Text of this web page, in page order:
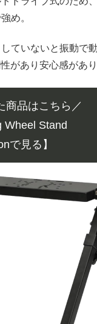
め。
ていないと振動で
があり安心感があり
商品はこちら／
Wheel Stand
で見る】